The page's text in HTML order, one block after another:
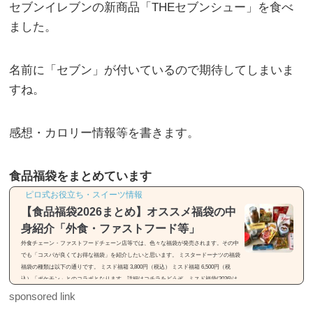
セブンイレブンの新商品「THEセブンシュー」を食べ
ました。
名前に「セブン」が付いているので期待してしまいま
すね。
感想・カロリー情報等を書きます。
食品福袋をまとめています
ピロ式お役立ち・スイーツ情報
【食品福袋2026まとめ】オススメ福袋の中
身紹介「外食・ファストフード等」
外食チェーン・ファストフードチェーン店等では、色々な福袋が発売されます。その中
でも「コスパが良くてお得な福袋」を紹介したいと思います。 ミスタードーナツの福袋
福袋の種類は以下の通りです。 ミスド福箱 3,800円（税込） ミスド福箱 6,500円（税
込）「ポケモン」とのコラボとなります。詳細はコチラをどうぞ。ミスド福袋(2026)は
sponsored link